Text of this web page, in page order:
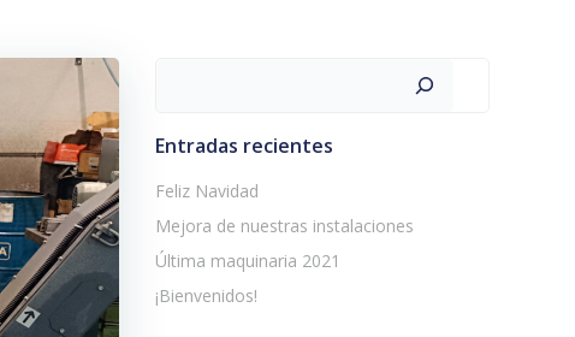
Entradas recientes
Feliz Navidad
Mejora de nuestras instalaciones
Última maquinaria 2021
¡Bienvenidos!